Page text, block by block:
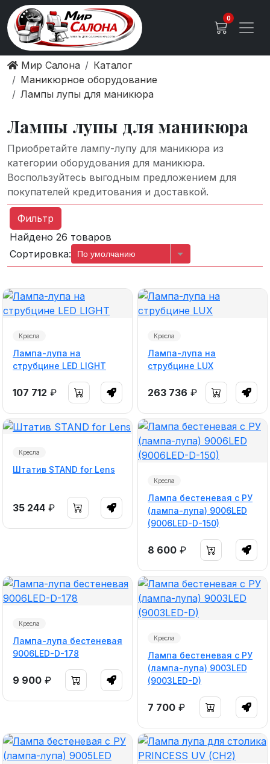
0
Мир Салона
Каталог
Маникюрное оборудование
Лампы лупы для маникюра
Лампы лупы для маникюра
Приобретайте лампу-лупу для маникюра из
категории оборудования для маникюра.
Воспользуйтесь выгодным предложением для
покупателей кредитования и доставкой.
Фильтр
Найдено 26 товаров
Сортировка:
По умолчанию
Кресла
Лампа-лупа на
струбцине LED LIGHT
107 712 ₽
Кресла
Лампа-лупа на
струбцине LUX
263 736 ₽
Кресла
Штатив STAND for Lens
35 244 ₽
Кресла
Лампа бестеневая с РУ
(лампа-лупа) 9006LED
(9006LED-D-150)
8 600 ₽
Кресла
Лампа-лупа бестеневая
9006LED-D-178
9 900 ₽
Кресла
Лампа бестеневая с РУ
(лампа-лупа) 9003LED
(9003LED-D)
7 700 ₽